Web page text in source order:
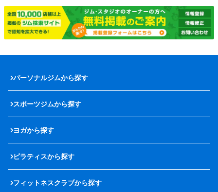
パーソナルジムから探す
スポーツジムから探す
ヨガから探す
ピラティスから探す
フィットネスクラブから探す